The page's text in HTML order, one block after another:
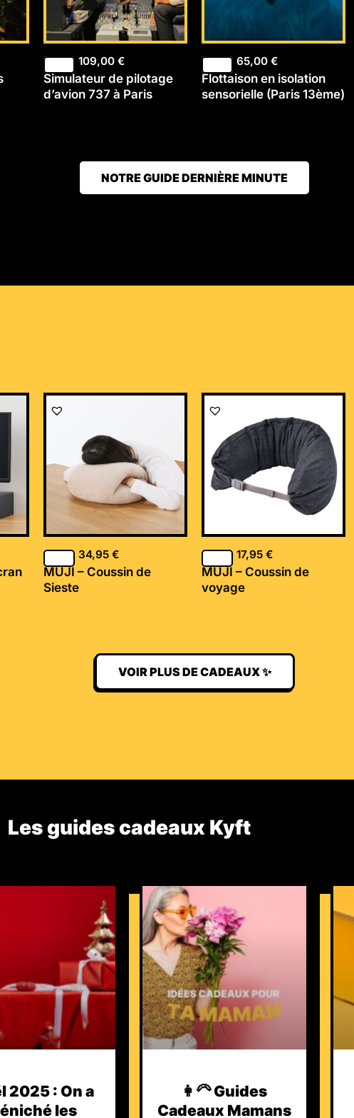
109,00 €
Simulateur de pilotage
d’avion 737 à Paris
65,00 €
Flottaison en isolation
sensorielle (Paris 13ème)
NOTRE GUIDE DERNIÈRE MINUTE
34,95 €
MUJI – Coussin de
Sieste
17,95 €
MUJI – Coussin de
voyage
VOIR PLUS DE CADEAUX ✨
Les guides cadeaux Kyft​
2025 : On a
les
👩‍🦳 Guides
Cadeaux Mamans